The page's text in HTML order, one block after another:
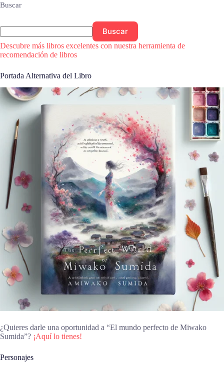
Buscar
Buscar
Descubre más libros excelentes con nuestra herramienta de
recomendación de libros
Portada Alternativa del Libro
¿Quieres darle una oportunidad a “El mundo perfecto de Miwako
Sumida”? ¡Aquí lo tienes!
Personajes